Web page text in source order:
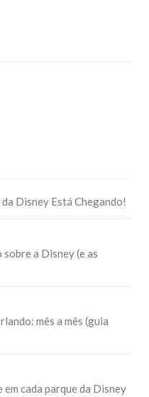
Disney Está Chegando!
a Disney (e as
mês a mês (guia
cada parque da Disney